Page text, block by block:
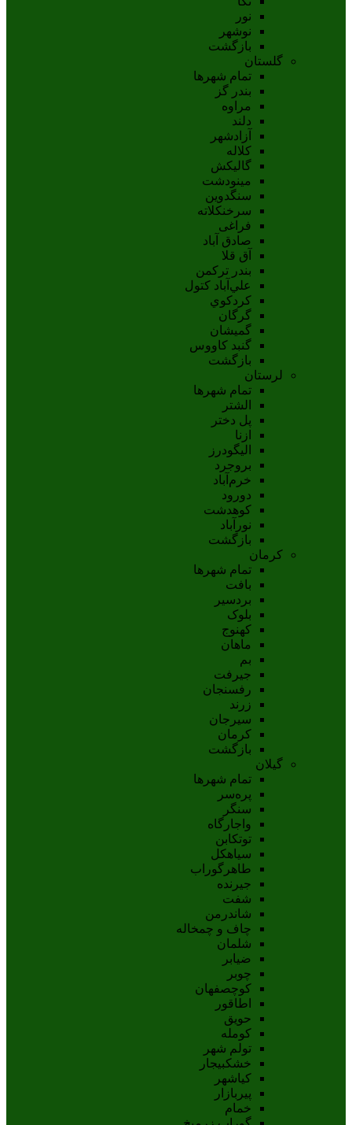
نور
نوشهر
بازگشت
گلستان
تمام شهر‌ها
بندر گز
مراوه
دلند
آزادشهر
کلاله
گالیکش
مینودشت
سنگدوین
سرخنکلاته
فراغی
صادق آباد
آق قلا
بندر ترکمن
علي‌آباد کتول
کردکوي
گرگان
گميشان
گنبد کاووس
بازگشت
لرستان
تمام شهر‌ها
الشتر
پل دختر
ازنا
اليگودرز
بروجرد
خرم‌آباد
دورود
کوهدشت
نورآباد
بازگشت
کرمان
تمام شهر‌ها
بافت
بردسیر
بلوک
کهنوج
ماهان
بم
جيرفت
رفسنجان
زرند
سيرجان
کرمان
بازگشت
گیلان
تمام شهر‌ها
پره‌سر
سنگر
واجارگاه
توتکابن
سیاهکل
طاهرگوراب
جیرنده
شفت
شاندرمن
چاف و چمخاله
شلمان
ضیابر
چوبر
کوچصفهان
اطاقور
حویق
کومله
تولم شهر
خشکبیجار
کیاشهر
پیربازار
خمام